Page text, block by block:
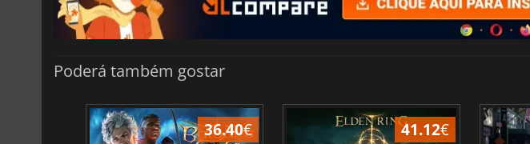
Poderá também gostar
36.40€ 41.12€